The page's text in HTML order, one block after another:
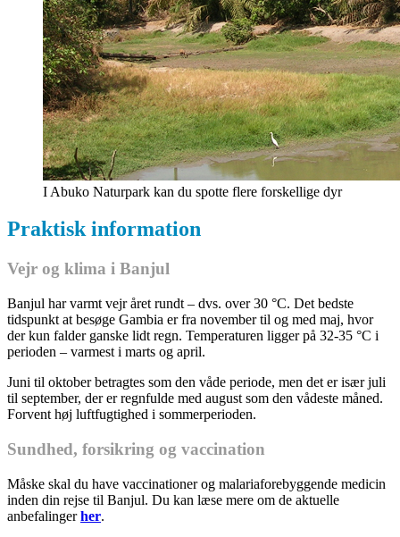
I Abuko Naturpark kan du spotte flere forskellige dyr
Praktisk information
Vejr og klima i Banjul
Banjul har varmt vejr året rundt – dvs. over 30 °C. Det bedste
tidspunkt at besøge Gambia er fra november til og med maj, hvor
der kun falder ganske lidt regn. Temperaturen ligger på 32-35 °C i
perioden – varmest i marts og april.
Juni til oktober betragtes som den våde periode, men det er især juli
til september, der er regnfulde med august som den vådeste måned.
Forvent høj luftfugtighed i sommerperioden.
Sundhed, forsikring og vaccination
Måske skal du have vaccinationer og malariaforebyggende medicin
inden din rejse til Banjul. Du kan læse mere om de aktuelle
anbefalingerher.